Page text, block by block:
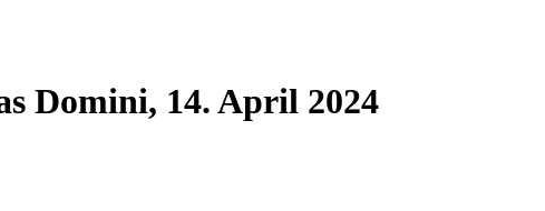
Domini, 14. April 2024